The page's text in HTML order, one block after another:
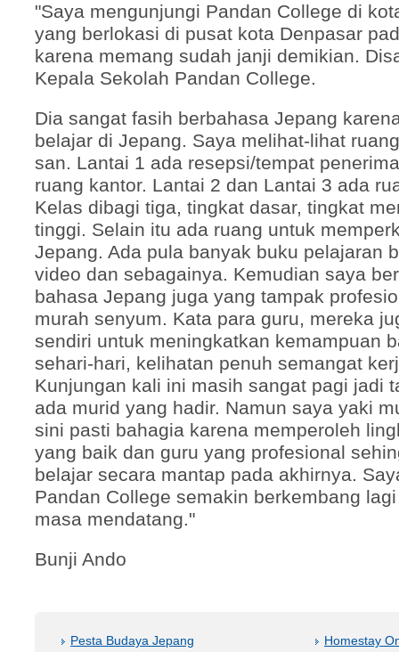
"Saya mengunjungi Pandan College di
yang berlokasi di pusat kota Denpasar
karena memang sudah janji demikian.
Kepala Sekolah Pandan College.
Dia sangat fasih berbahasa Jepang
belajar di Jepang. Saya melihat-lihat
san. Lantai 1 ada resepsi/tempat
ruang kantor. Lantai 2 dan Lantai 3 ada
Kelas dibagi tiga, tingkat dasar, tingkat
tinggi. Selain itu ada ruang untuk
Jepang. Ada pula banyak buku pelajaran
video dan sebagainya. Kemudian saya
bahasa Jepang juga yang tampak
murah senyum. Kata para guru, mereka
sendiri untuk meningkatkan kemampuan
sehari-hari, kelihatan penuh semangat
Kunjungan kali ini masih sangat pagi jadi
ada murid yang hadir. Namun saya yaki
sini pasti bahagia karena memperoleh
yang baik dan guru yang profesional
belajar secara mantap pada akhirnya.
Pandan College semakin berkembang
masa mendatang."
Bunji Ando
Pesta Budaya Jepang Homestay